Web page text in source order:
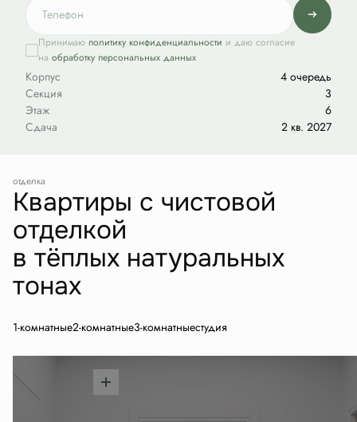
Принимаю политику конфиденциальности и даю согласие
на обработку персональных данных
Корпус
4 очередь
Секция
3
Этаж
6
Сдача
2 кв. 2027
отделка
Квартиры с чистовой
отделкой
в тёплых натуральных
тонах
1-комнатные2-комнатные3-комнатныестудия